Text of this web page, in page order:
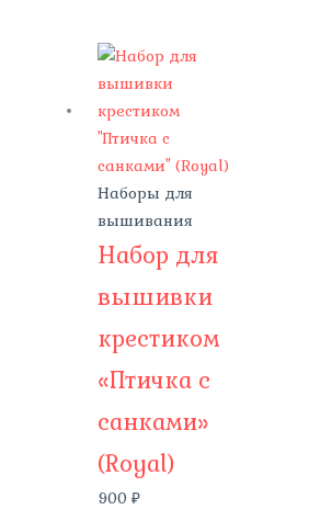
Наборы для
вышивания
Набор для
вышивки
крестиком
«Птичка с
санками»
(Royal)
900₽